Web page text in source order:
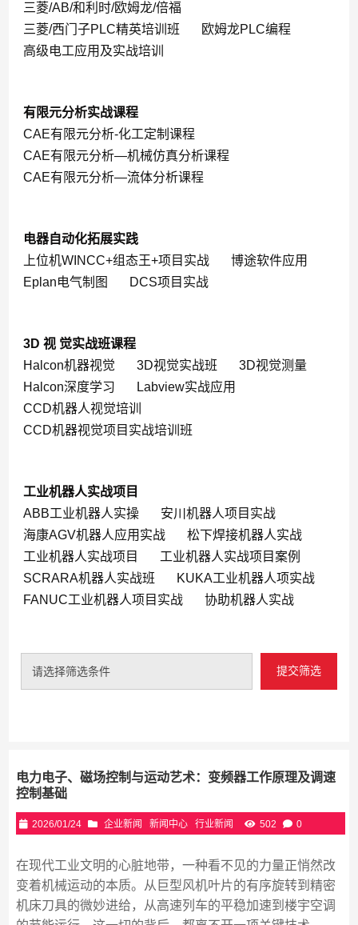
三菱/AB/和利时/欧姆龙/倍福
三菱/西门子PLC精英培训班
欧姆龙PLC编程
高级电工应用及实战培训
有限元分析实战课程
CAE有限元分析-化工定制课程
CAE有限元分析—机械仿真分析课程
CAE有限元分析—流体分析课程
电器自动化拓展实践
上位机WINCC+组态王+项目实战
博途软件应用
Eplan电气制图
DCS项目实战
3D 视 觉实战班课程
Halcon机器视觉
3D视觉实战班
3D视觉测量
Halcon深度学习
Labview实战应用
CCD机器人视觉培训
CCD机器视觉项目实战培训班
工业机器人实战项目
ABB工业机器人实操
安川机器人项目实战
海康AGV机器人应用实战
松下焊接机器人实战
工业机器人实战项目
工业机器人实战项目案例
SCRARA机器人实战班
KUKA工业机器人项实战
FANUC工业机器人项目实战
协助机器人实战
请选择筛选条件 提交筛选
电力电子、磁场控制与运动艺术：变频器工作原理及调速
控制基础
2026/01/24 企业新闻 新闻中心 行业新闻 502 0
在现代工业文明的心脏地带，一种看不见的力量正悄然改
变着机械运动的本质。从巨型风机叶片的有序旋转到精密
机床刀具的微妙进给，从高速列车的平稳加速到楼宇空调